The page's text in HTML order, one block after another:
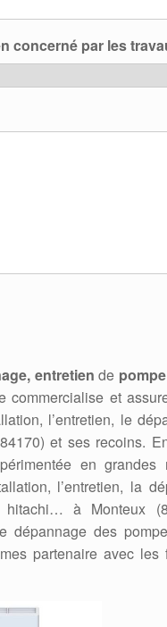
concerné par les
entretiende
commercialise et
l’entretien, le
et ses recoins.
en grandes
l’entretien, la
hitachi… à Monteux
dépannage des
partenaire avec les